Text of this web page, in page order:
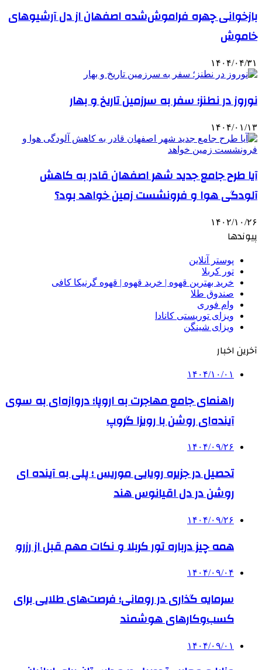
بازخوانی چهره فراموش‌شده اصفهان از دل آرشیوهای
خاموش
۱۴۰۴/۰۴/۳۱
نوروز در نطنز؛ سفر به سرزمین تاریخ و بهار
۱۴۰۴/۰۱/۱۳
آیا طرح جامع جدید شهر اصفهان قادر به کاهش
آلودگی هوا و فرونشست زمین خواهد بود؟
۱۴۰۲/۱۰/۲۶
پیوندها
پوستر آنلاین
تور کربلا
خرید بهترین قهوه | خرید قهوه | قهوه گرنیکا کافی
صندوق طلا
وام فوری
ویزای توریستی کانادا
ویزای شینگن
آخرین اخبار
۱۴۰۴/۱۰/۰۱
راهنمای جامع مهاجرت به اروپا؛ دروازه‌ای به سوی
آینده‌ای روشن با رویزا گروپ
۱۴۰۴/۰۹/۲۶
تحصیل در جزیره رویایی موریس ؛ پلی به آینده ‌ای
روشن در دل اقیانوس ‌هند
۱۴۰۴/۰۹/۲۶
همه چیز درباره تور کربلا و نکات مهم قبل از رزرو
۱۴۰۴/۰۹/۰۴
سرمایه گذاری در رومانی؛ فرصت‌های طلایی برای
کسب‌وکارهای هوشمند
۱۴۰۴/۰۹/۰۱